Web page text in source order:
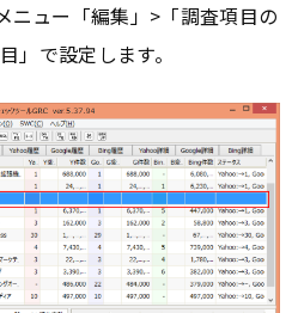
ニュー「編集」>「調査項目の
」で設定します。